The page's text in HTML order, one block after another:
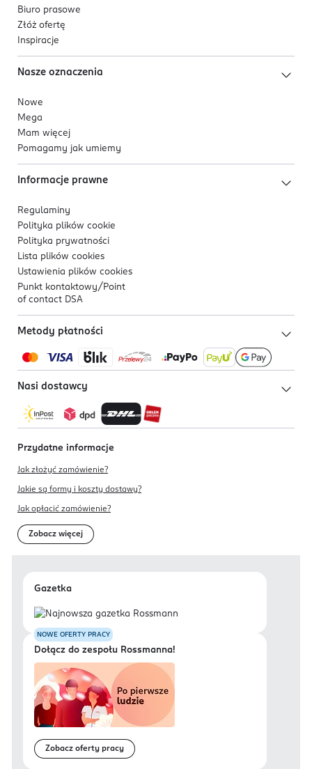
Biuro prasowe
Złóż ofertę
Inspiracje
Nasze oznaczenia
Nowe
Mega
Mam więcej
Pomagamy jak umiemy
Informacje prawne
Regulaminy
Polityka plików cookie
Polityka prywatności
Lista plików cookies
Ustawienia plików cookies
Punkt kontaktowy/ Point
of contact DSA
Metody płatności
Nasi dostawcy
Przydatne informacje
Jak złożyć zamówienie?
Jakie są formy i koszty dostawy?
Jak opłacić zamówienie?
Zobacz więcej
Gazetka
NOWE OFERTY PRACY
Dołącz do zespołu Rossmanna!
Zobacz oferty pracy